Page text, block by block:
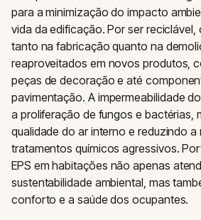
para a minimização do impacto
vida da edificação. Por ser reciclável,
tanto na fabricação quanto na
reaproveitados em novos produtos,
peças de decoração e até
pavimentação. A impermeabilidade
a proliferação de fungos e bactérias,
qualidade do ar interno e reduzindo
tratamentos químicos agressivos.
EPS em habitações não apenas
sustentabilidade ambiental, mas
conforto e a saúde dos ocupantes.